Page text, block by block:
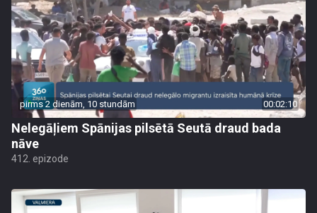
pirms 2 dienām, 10 stundām 00:02:10
Nelegāļiem Spānijas pilsētā Seutā draud bada
nāve
412. epizode